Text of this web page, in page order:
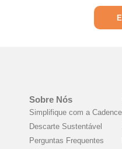
Sobre Nós
Simplifique com a Cadence
Descarte Sustentável
Perguntas Frequentes